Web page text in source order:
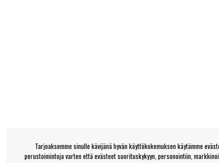
Tarjoaksemme sinulle kävijänä hyvän käyttökokemuksen käytämme
perustoimintoja varten että evästeet suorituskykyyn, personointiin,